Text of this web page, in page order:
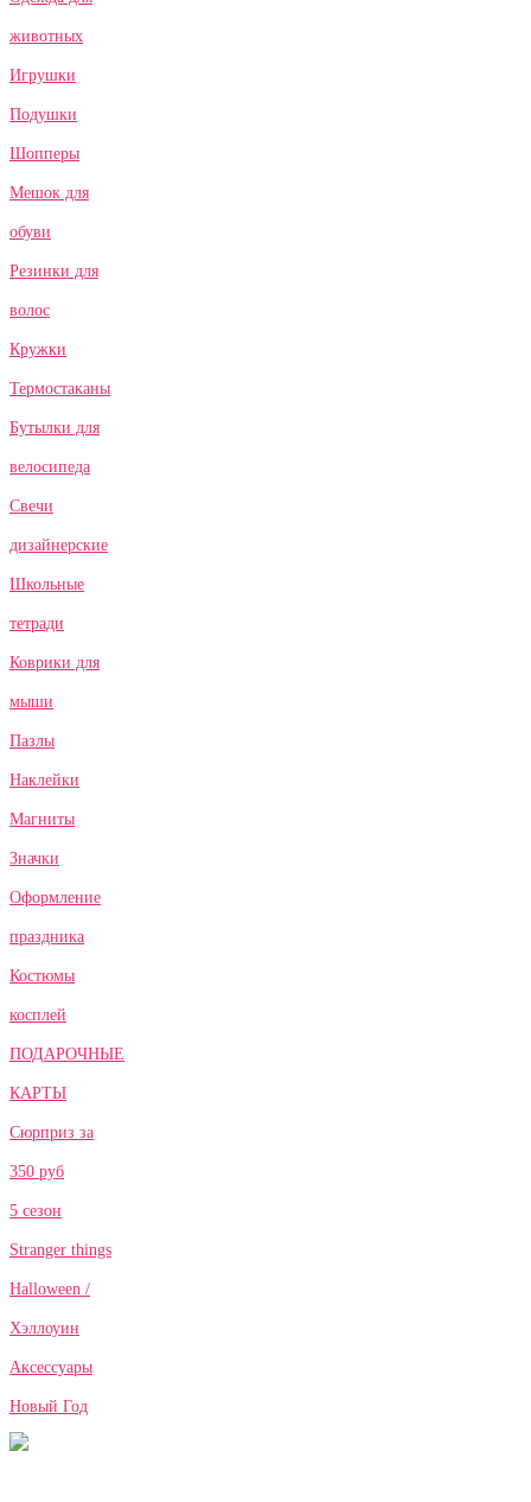
животных
Игрушки
Подушки
Шопперы
Мешок для
обуви
Резинки для
волос
Кружки
Термостаканы
Бутылки для
велосипеда
Свечи
дизайнерские
Школьные
тетради
Коврики для
мыши
Пазлы
Наклейки
Магниты
Значки
Оформление
праздника
Костюмы
косплей
ПОДАРОЧНЫЕ
КАРТЫ
Сюрприз за
350 руб
5 сезон
Stranger things
Halloween /
Хэллоуин
Аксессуары
Новый Год